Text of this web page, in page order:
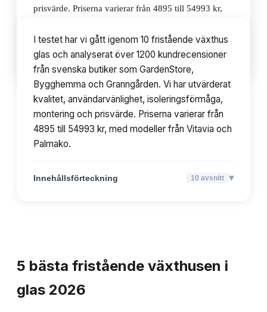
prisvärde. Priserna varierar från 4895 till 54993 kr,
Innehållsförteckning 10avsnitt
I testet har vi gått igenom 10 fristående växthus
glas och analyserat över 1200 kundrecensioner
från svenska butiker som GardenStore,
Bygghemma och Granngården. Vi har utvärderat
kvalitet, användarvänlighet, isoleringsförmåga,
montering och prisvärde. Priserna varierar från
4895 till 54993 kr, med modeller från Vitavia och
Palmako.
Innehållsförteckning 10 avsnitt ▾
5 bästa fristående växthusen i
glas 2026